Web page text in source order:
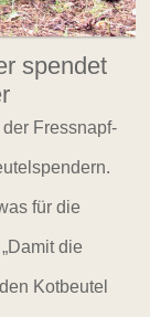
spendet
Fressnapf-
für die
die
Kotbeutel